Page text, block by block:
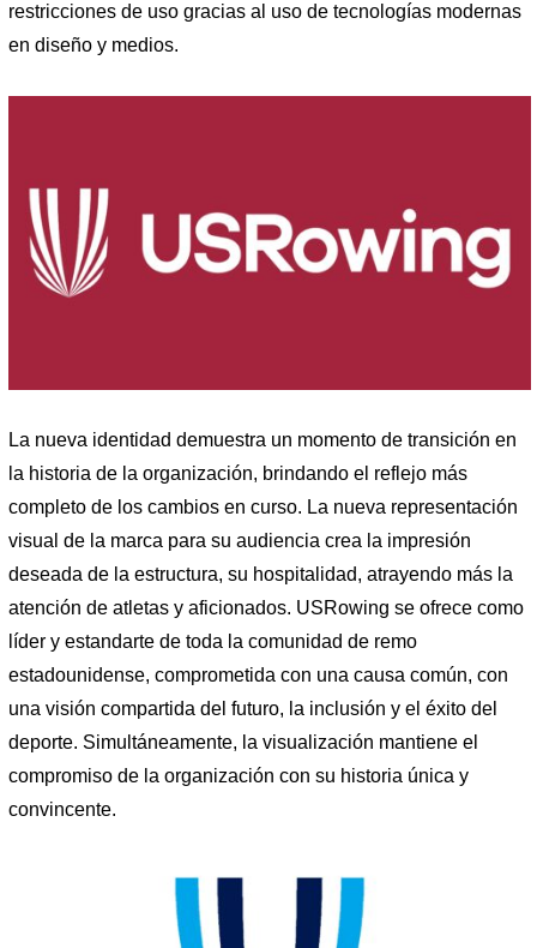
restricciones de uso gracias al uso de tecnologías modernas
en diseño y medios.
La nueva identidad demuestra un momento de transición en
la historia de la organización, brindando el reflejo más
completo de los cambios en curso. La nueva representación
visual de la marca para su audiencia crea la impresión
deseada de la estructura, su hospitalidad, atrayendo más la
atención de atletas y aficionados. USRowing se ofrece como
líder y estandarte de toda la comunidad de remo
estadounidense, comprometida con una causa común, con
una visión compartida del futuro, la inclusión y el éxito del
deporte. Simultáneamente, la visualización mantiene el
compromiso de la organización con su historia única y
convincente.